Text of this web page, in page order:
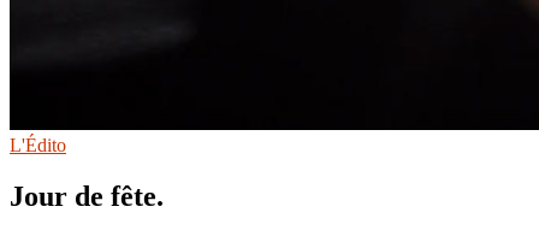
L'Édito
Jour de fête.